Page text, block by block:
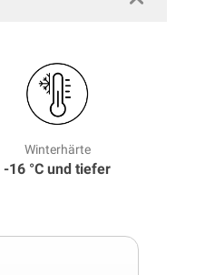
Winterhärte
-16 °C und tiefer